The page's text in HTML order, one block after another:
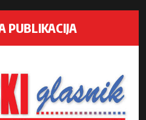
PUBLIKACIJA